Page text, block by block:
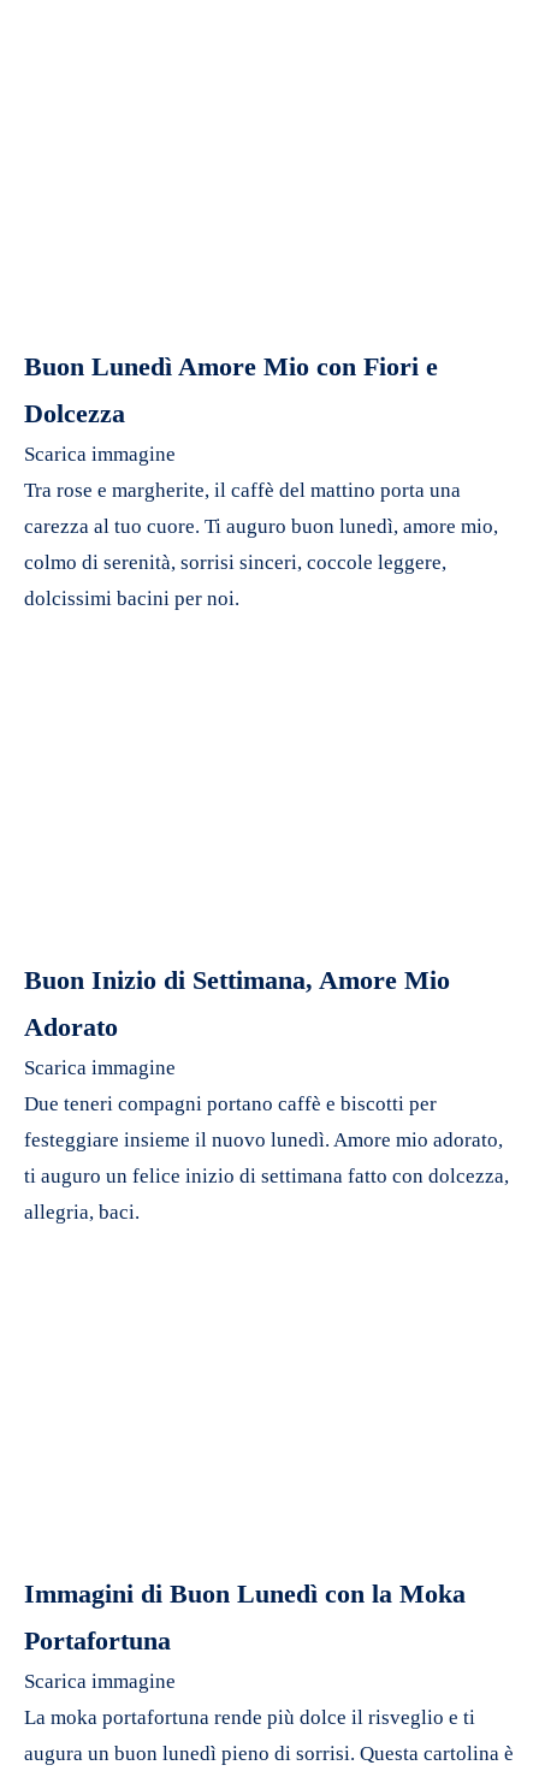
Buon Lunedì Amore Mio con Fiori e
Dolcezza
Scarica immagine
Tra rose e margherite, il caffè del mattino porta una
carezza al tuo cuore. Ti auguro buon lunedì, amore mio,
colmo di serenità, sorrisi sinceri, coccole leggere,
dolcissimi bacini per noi.
Buon Inizio di Settimana, Amore Mio
Adorato
Scarica immagine
Due teneri compagni portano caffè e biscotti per
festeggiare insieme il nuovo lunedì. Amore mio adorato,
ti auguro un felice inizio di settimana fatto con dolcezza,
allegria, baci.
Immagini di Buon Lunedì con la Moka
Portafortuna
Scarica immagine
La moka portafortuna rende più dolce il risveglio e ti
augura un buon lunedì pieno di sorrisi. Questa cartolina è